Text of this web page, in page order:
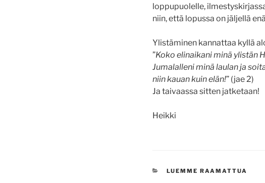
loppupuolelle,
niin, että lopussa on jäljellä
Ylistäminen kannattaa kyllä
”Koko elinaikani minä ylistän
Jumalalleni minä laulan ja
niin kauan kuin elän!” (jae 2)
Ja taivaassa sitten jatketaan!
Heikki
KATEGORIAT
LUEMME RAAMATTUA